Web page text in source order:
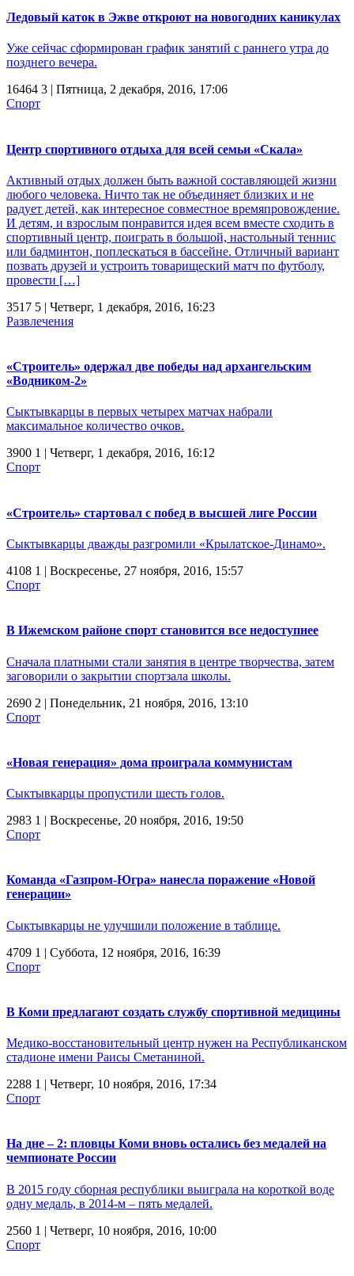
Ледовый каток в Эжве откроют на новогодних каникулах
Уже сейчас сформирован график занятий с раннего утра до
позднего вечера.
16464 3 | Пятница, 2 декабря, 2016, 17:06
Спорт
Центр спортивного отдыха для всей семьи «Скала»
Активный отдых должен быть важной составляющей жизни
любого человека. Ничто так не объединяет близких и не
радует детей, как интересное совместное времяпровождение.
И детям, и взрослым понравится идея всем вместе сходить в
спортивный центр, поиграть в большой, настольный теннис
или бадминтон, поплескаться в бассейне. Отличный вариант
позвать друзей и устроить товарищеский матч по футболу,
провести […]
3517 5 | Четверг, 1 декабря, 2016, 16:23
Развлечения
«Строитель» одержал две победы над архангельским
«Водником-2»
Сыктывкарцы в первых четырех матчах набрали
максимальное количество очков.
3900 1 | Четверг, 1 декабря, 2016, 16:12
Спорт
«Строитель» стартовал с побед в высшей лиге России
Сыктывкарцы дважды разгромили «Крылатское-Динамо».
4108 1 | Воскресенье, 27 ноября, 2016, 15:57
Спорт
В Ижемском районе спорт становится все недоступнее
Сначала платными стали занятия в центре творчества, затем
заговорили о закрытии спортзала школы.
2690 2 | Понедельник, 21 ноября, 2016, 13:10
Спорт
«Новая генерация» дома проиграла коммунистам
Сыктывкарцы пропустили шесть голов.
2983 1 | Воскресенье, 20 ноября, 2016, 19:50
Спорт
Команда «Газпром-Югра» нанесла поражение «Новой
генерации»
Сыктывкарцы не улучшили положение в таблице.
4709 1 | Суббота, 12 ноября, 2016, 16:39
Спорт
В Коми предлагают создать службу спортивной медицины
Медико-восстановительный центр нужен на Республиканском
стадионе имени Раисы Сметаниной.
2288 1 | Четверг, 10 ноября, 2016, 17:34
Спорт
На дне – 2: пловцы Коми вновь остались без медалей на
чемпионате России
В 2015 году сборная республики выиграла на короткой воде
одну медаль, в 2014-м – пять медалей.
2560 1 | Четверг, 10 ноября, 2016, 10:00
Спорт